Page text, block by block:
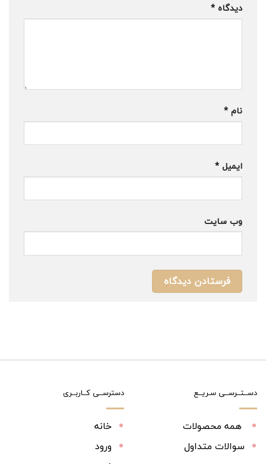
دیدگاه *
نام *
ایمیل *
وب‌ سایت
دســتــرســی سـریــع
همه محصولات
سوالات متداول
دسترســی کــاربــری
خانه
ورود